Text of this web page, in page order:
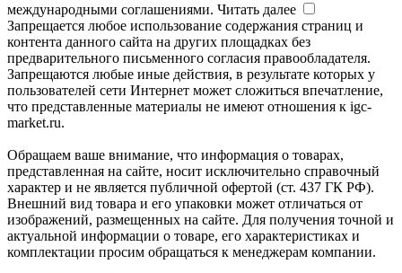
международными соглашениями. Читать далее
Запрещается любое использование содержания страниц и
контента данного сайта на других площадках без
предварительного письменного согласия правообладателя.
Запрещаются любые иные действия, в результате которых у
пользователей сети Интернет может сложиться впечатление,
что представленные материалы не имеют отношения к igc-
market.ru.
Обращаем ваше внимание, что информация о товарах,
представленная на сайте, носит исключительно справочный
характер и не является публичной офертой (ст. 437 ГК РФ).
Внешний вид товара и его упаковки может отличаться от
изображений, размещенных на сайте. Для получения точной и
актуальной информации о товаре, его характеристиках и
комплектации просим обращаться к менеджерам компании.